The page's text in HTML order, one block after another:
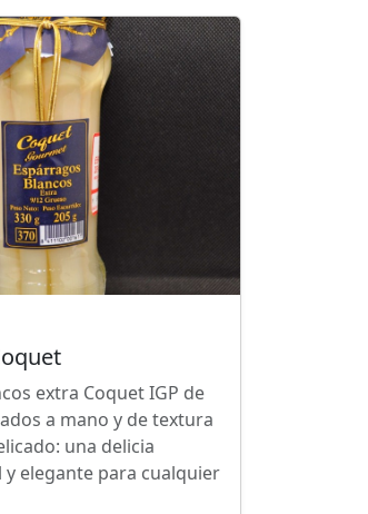
extra Coquet IGP de
a mano y de textura
una delicia
elegante para cualquier